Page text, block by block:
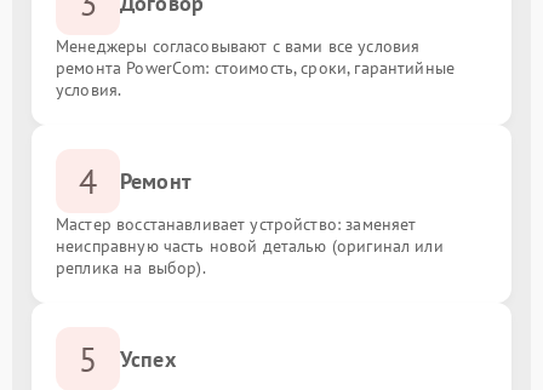
Менеджеры согласовывают с вами все условия
ремонта PowerCom: стоимость, сроки, гарантийные
условия.
4 Ремонт
Мастер восстанавливает устройство: заменяет
неисправную часть новой деталью (оригинал или
реплика на выбор).
5 Успех